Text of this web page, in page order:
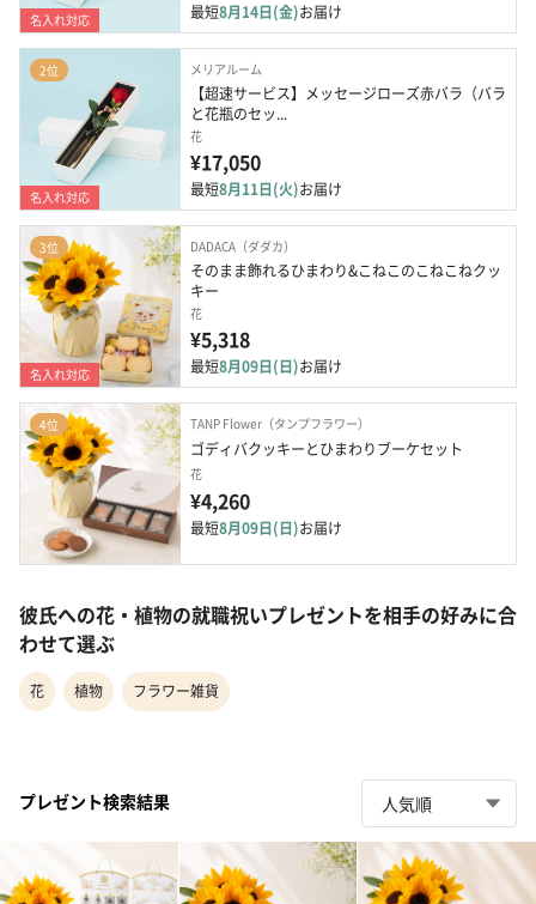
名入れ対応 最短8月14日(金)お届け
2位
名入れ対応
メリアルーム
【超速サービス】メッセージローズ赤バラ（バラ
と花瓶のセッ...
花
¥17,050
最短8月11日(火)お届け
3位
名入れ対応
DADACA（ダダカ）
そのまま飾れるひまわり&こねこのこねこねクッ
キー
花
¥5,318
最短8月09日(日)お届け
4位 TANP Flower（タンプフラワー）
ゴディバクッキーとひまわりブーケセット
花
¥4,260
最短8月09日(日)お届け
彼氏への花・植物の就職祝いプレゼントを相手の好みに合
わせて選ぶ
花 植物 フラワー雑貨
プレゼント検索結果